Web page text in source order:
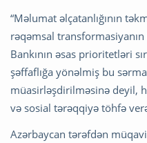
“Məlumat əlçatanlığının
rəqəmsal
Bankının əsas prioritetləri
şəffaflığa yönəlmiş bu
müasirləşdirilməsinə deyil,
və sosial tərəqqiyə töhfə
Azərbaycan tərəfdən